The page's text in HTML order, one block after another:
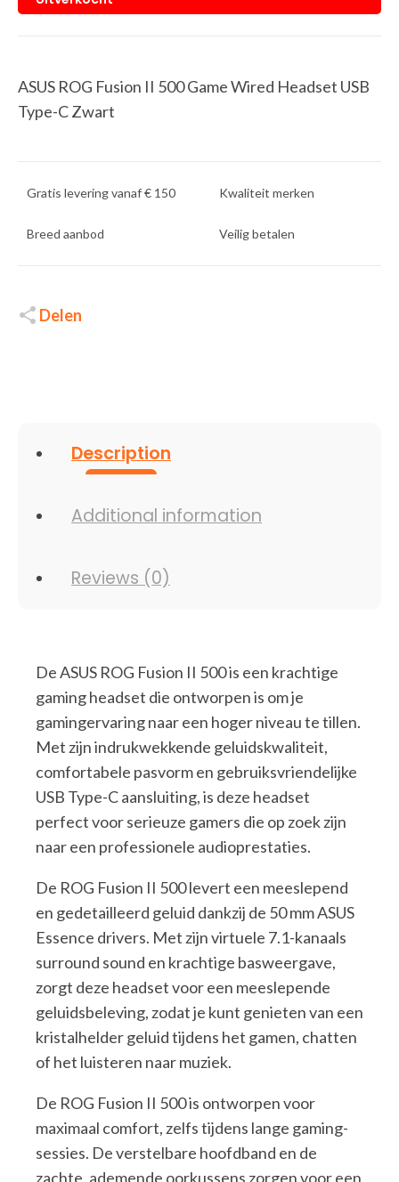
ASUS ROG Fusion II 500 Game Wired Headset USB
Type-C Zwart
Gratis levering vanaf € 150 Kwaliteit merken
Breed aanbod Veilig betalen
Delen
Description
Additional information
Reviews (0)
De ASUS ROG Fusion II 500 is een krachtige
gaming headset die ontworpen is om je
gamingervaring naar een hoger niveau te tillen.
Met zijn indrukwekkende geluidskwaliteit,
comfortabele pasvorm en gebruiksvriendelijke
USB Type-C aansluiting, is deze headset
perfect voor serieuze gamers die op zoek zijn
naar een professionele audioprestaties.
De ROG Fusion II 500 levert een meeslepend
en gedetailleerd geluid dankzij de 50 mm ASUS
Essence drivers. Met zijn virtuele 7.1-kanaals
surround sound en krachtige basweergave,
zorgt deze headset voor een meeslepende
geluidsbeleving, zodat je kunt genieten van een
kristalhelder geluid tijdens het gamen, chatten
of het luisteren naar muziek.
De ROG Fusion II 500 is ontworpen voor
maximaal comfort, zelfs tijdens lange gaming-
sessies. De verstelbare hoofdband en de
zachte, ademende oorkussens zorgen voor een